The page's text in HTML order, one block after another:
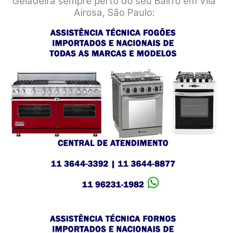
Airosa, São Paulo: